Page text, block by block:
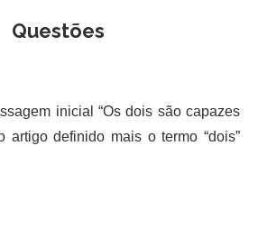
Questões
inicial “Os dois são capazes
definido mais o termo “dois”